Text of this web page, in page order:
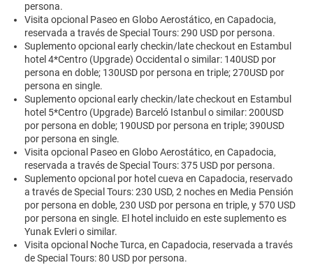
persona.
Visita opcional Paseo en Globo Aerostático, en Capadocia,
reservada a través de Special Tours: 290 USD por persona.
Suplemento opcional early checkin/late checkout en Estambul
hotel 4*Centro (Upgrade) Occidental o similar: 140USD por
persona en doble; 130USD por persona en triple; 270USD por
persona en single.
Suplemento opcional early checkin/late checkout en Estambul
hotel 5*Centro (Upgrade) Barceló Istanbul o similar: 200USD
por persona en doble; 190USD por persona en triple; 390USD
por persona en single.
Visita opcional Paseo en Globo Aerostático, en Capadocia,
reservada a través de Special Tours: 375 USD por persona.
Suplemento opcional por hotel cueva en Capadocia, reservado
a través de Special Tours: 230 USD, 2 noches en Media Pensión
por persona en doble, 230 USD por persona en triple, y 570 USD
por persona en single. El hotel incluido en este suplemento es
Yunak Evleri o similar.
Visita opcional Noche Turca, en Capadocia, reservada a través
de Special Tours: 80 USD por persona.